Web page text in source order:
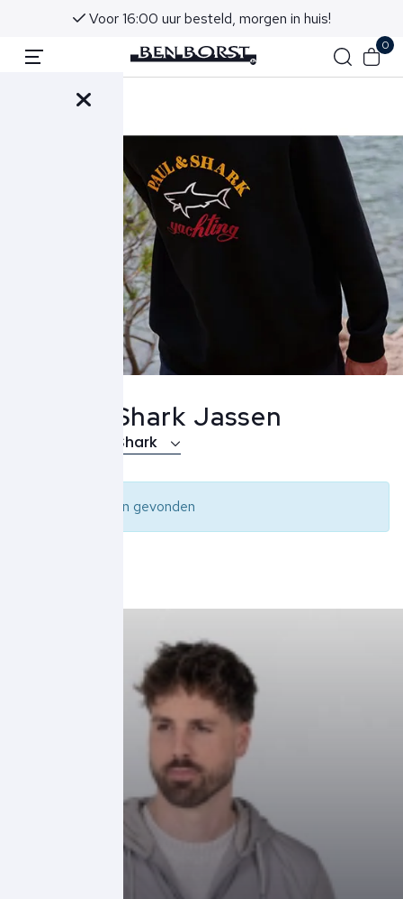
Voor 16:00 uur besteld, morgen in huis!
0
Paul & Shark Jassen
Over Paul & Shark
Geen resultaten gevonden